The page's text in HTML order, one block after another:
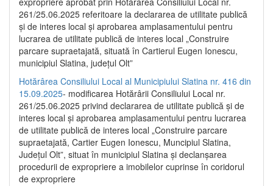
261/25.06.2025 referitoare la declararea de utilitate publică
și de interes local și aprobarea amplasamentului pentru
lucrarea de utilitate publică de interes local „Construire
parcare supraetajată, situată în Cartierul Eugen Ionescu,
municipiul Slatina, județul Olt”
Hotărârea Consiliului Local al Municipiului Slatina nr. 416 din
15.09.2025- modificarea Hotărârii Consiliului Local nr.
261/25.06.2025 privind declararea de utilitate publică și de
interes local și aprobarea amplasamentului pentru lucrarea
de utilitate publică de interes local „Construire parcare
supraetajată, Cartier Eugen Ionescu, Muncipiul Slatina,
Județul Olt”, situat în municipiul Slatina și declanșarea
procedurii de expropriere a imobilelor cuprinse în coridorul
de expropriere